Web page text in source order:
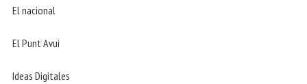
El nacional
El Punt Avui
Ideas Digitales